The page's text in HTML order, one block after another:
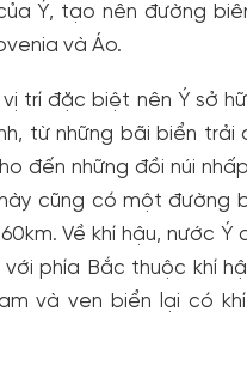
Ý, tạo nên đường
và Áo.
vị trí đặc biệt nên Ý sở
từ những bãi biển trải
đến những đồi núi
cũng có một đường
Về khí hậu, nước Ý
với phía Bắc thuộc khí
và ven biển lại có